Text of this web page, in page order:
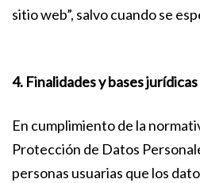
sitio web”, salvo cuando se
4. Finalidades y bases
En cumplimiento de la
Protección de Datos
personas usuarias que los